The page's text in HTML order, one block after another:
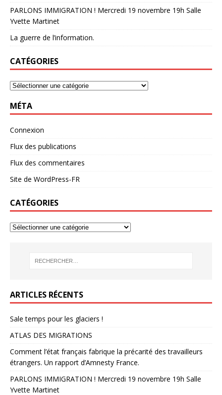
PARLONS IMMIGRATION ! Mercredi 19 novembre 19h Salle
Yvette Martinet
La guerre de l’information.
CATÉGORIES
MÉTA
Connexion
Flux des publications
Flux des commentaires
Site de WordPress-FR
CATÉGORIES
ARTICLES RÉCENTS
Sale temps pour les glaciers !
ATLAS DES MIGRATIONS
Comment l’état français fabrique la précarité des travailleurs
étrangers. Un rapport d’Amnesty France.
PARLONS IMMIGRATION ! Mercredi 19 novembre 19h Salle
Yvette Martinet